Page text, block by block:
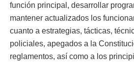
función principal, desarrollar
mantener actualizados los
cuanto a estrategias, tácticas,
policiales, apegados a la
reglamentos, así como a los